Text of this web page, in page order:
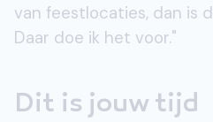
van feestlocaties, dan is
Daar doe ik het voor."
Dit is jouw tijd